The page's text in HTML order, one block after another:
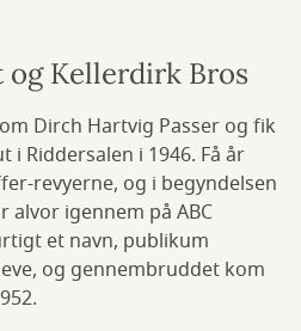
Kellerdirk Bros
Dirch Hartvig Passer og fik
i Riddersalen i 1946. Få år
revyerne, og i begyndelsen
alvor igennem på ABC
et navn, publikum
og gennembruddet kom